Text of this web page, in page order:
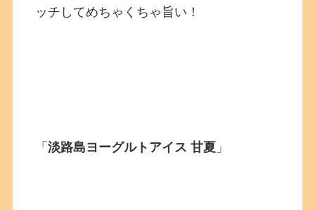
ッチしてめちゃくちゃ旨い！
「淡路島ヨーグルトアイス 甘夏 」